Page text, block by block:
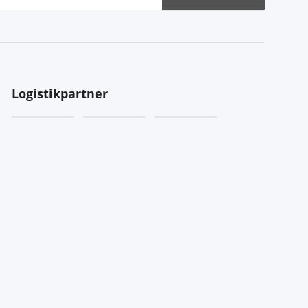
Logistikpartner